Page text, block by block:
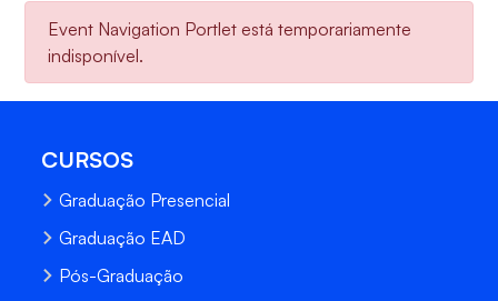
Event Navigation Portlet está temporariamente
indisponível.
CURSOS
Graduação Presencial
Graduação EAD
Pós-Graduação